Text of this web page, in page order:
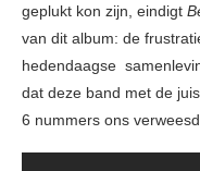
geplukt kon zijn, eindigt
van dit album: de
hedendaagse
dat deze band met de
6 nummers ons